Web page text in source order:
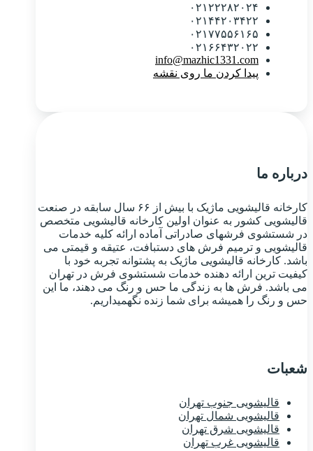
۰۲۱۲۲۲۸۲۰۲۴
۰۲۱۴۴۲۰۳۴۲۲
۰۲۱۷۷۵۵۶۱۶۵
۰۲۱۶۶۴۳۲۰۲۲
info@mazhic1331.com
پیدا کردن ما روی نقشه
درباره ما
کارخانه قالیشویی ماژیک با بیش از ۶۶ سال سابقه در صنعت
قالیشویی کشور به عنوان اولین کارخانه قالیشویی متخصص
در شستشوی فرشهای صادراتی آماده ارائه کلیه خدمات
قالیشویی و ترمیم فرش های دستبافت، عتیقه و قیمتی می
باشد. کارخانه قالیشویی ماژیک به پشتوانه تجربه خود با
کیفیت ترین ارائه دهنده خدمات شستشوی فرش در تهران
می باشد. فرش ها به زندگی ما حس و رنگ می دهند، ما این
حس و رنگ را همیشه برای شما زنده نگهمیداریم.
شعبات
قالیشویی جنوب تهران
قالیشویی شمال تهران
قالیشویی شرق تهران
قالیشویی غرب تهران